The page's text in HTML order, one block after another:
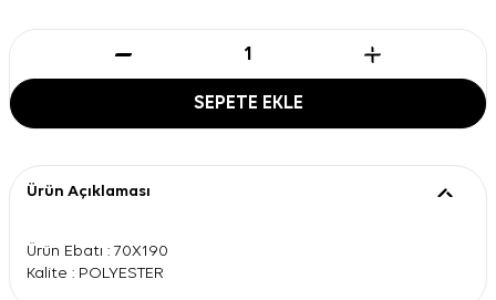
SEPETE EKLE
Ürün Açıklaması
Ürün Ebatı : 70X190
Kalite : POLYESTER